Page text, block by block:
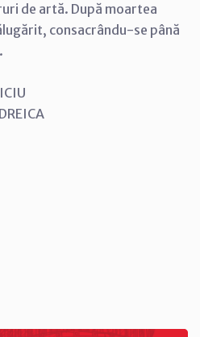
de artă. După moartea
consacrându-se până